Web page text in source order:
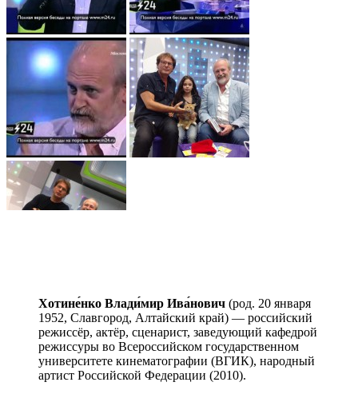
Хотине́нко Влади́мир Ива́нович (род. 20 января
1952, Славгород, Алтайский край) — российский
режиссёр, актёр, сценарист, заведующий кафедрой
режиссуры во Всероссийском государственном
университете кинематографии (ВГИК), народный
артист Российской Федерации (2010).